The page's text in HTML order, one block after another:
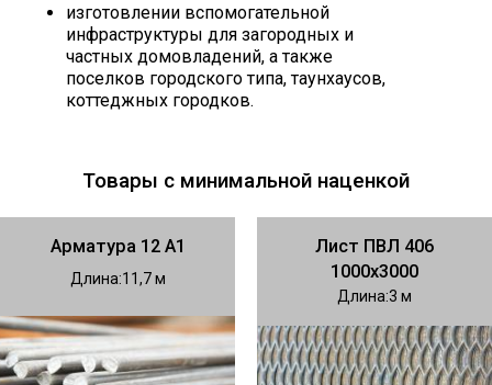
изготовлении вспомогательной
инфраструктуры для загородных и
частных домовладений, а также
поселков городского типа, таунхаусов,
коттеджных городков.
Товары с минимальной наценкой
Арматура 12 А1
Длина 11,7
Лист ПВЛ 406
1000х3000
Длина 3